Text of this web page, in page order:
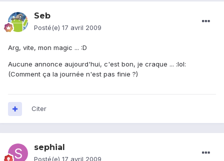
Seb
Posté(e) 17 avril 2009
Arg, vite, mon magic ... :D
Aucune annonce aujourd'hui, c'est bon, je craque ... :lol:
(Comment ça la journée n'est pas finie ?)
Citer
sephial
Posté(e) 17 avril 2009